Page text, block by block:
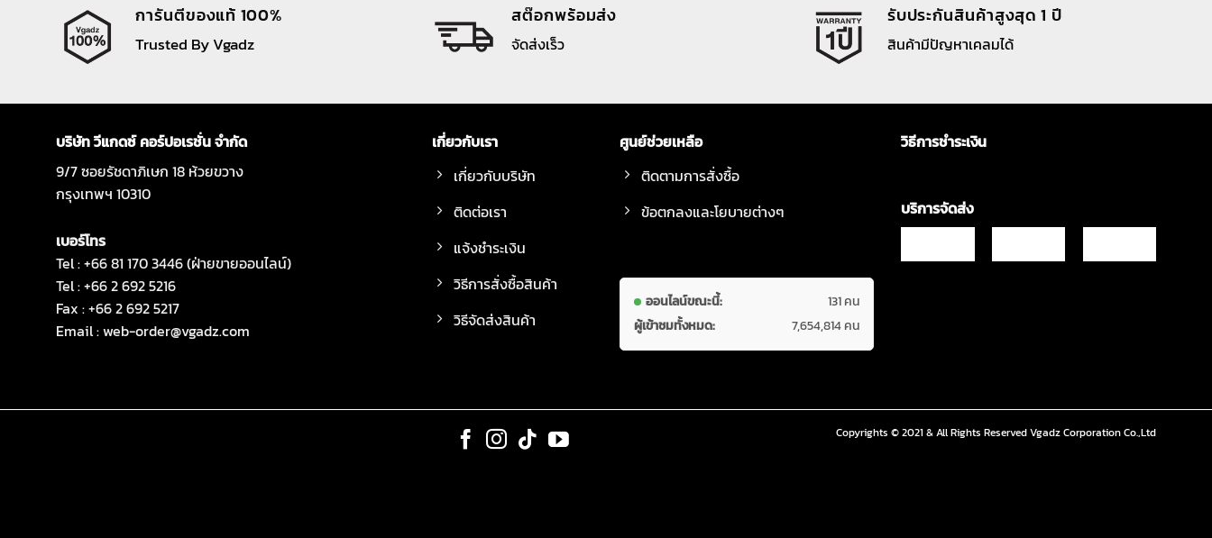
การันตีของแท้ 100%
Trusted By Vgadz
สต๊อกพร้อมส่ง
จัดส่งเร็ว
รับประกันสินค้าสูงสุด 1 ปี
สินค้ามีปัญหาเคลมได้
บริษัท วีแกดซ์ คอร์ปอเรชั่น จำกัด
9/7 ซอยรัชดาภิเษก 18 ห้วยขวาง
กรุงเทพฯ 10310
เบอร์โทร
Tel : +66 81 170 3446 (ฝ่ายขายออนไลน์)
Tel : +66 2 692 5216
Fax : +66 2 692 5217
Email :web-order@vgadz.com
เกี่ยวกับเรา
เกี่ยวกับบริษัท
ติดต่อเรา
แจ้งชำระเงิน
วิธีการสั่งซื้อสินค้า
วิธีจัดส่งสินค้า
ศูนย์ช่วยเหลือ
ติดตามการสั่งซื้อ
ข้อตกลงและโยบายต่างๆ
ออนไลน์ขณะนี้:
131 คน
ผู้เข้าชมทั้งหมด:
7,654,814 คน
วิธีการชำระเงิน
บริการจัดส่ง
Copyrights © 2021 & All Rights Reserved Vgadz Corporation Co.,Ltd